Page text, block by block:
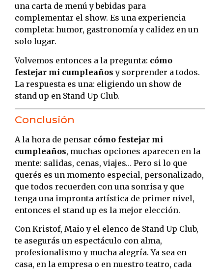
una carta de menú y bebidas para
complementar el show. Es una experiencia
completa: humor, gastronomía y calidez en un
solo lugar.
Volvemos entonces a la pregunta: cómo
festejar mi cumpleaños y sorprender a todos.
La respuesta es una: eligiendo un show de
stand up en Stand Up Club.
Conclusión
A la hora de pensar cómo festejar mi
cumpleaños, muchas opciones aparecen en la
mente: salidas, cenas, viajes… Pero si lo que
querés es un momento especial, personalizado,
que todos recuerden con una sonrisa y que
tenga una impronta artística de primer nivel,
entonces el stand up es la mejor elección.
Con Kristof, Maio y el elenco de Stand Up Club,
te asegurás un espectáculo con alma,
profesionalismo y mucha alegría. Ya sea en
casa, en la empresa o en nuestro teatro, cada